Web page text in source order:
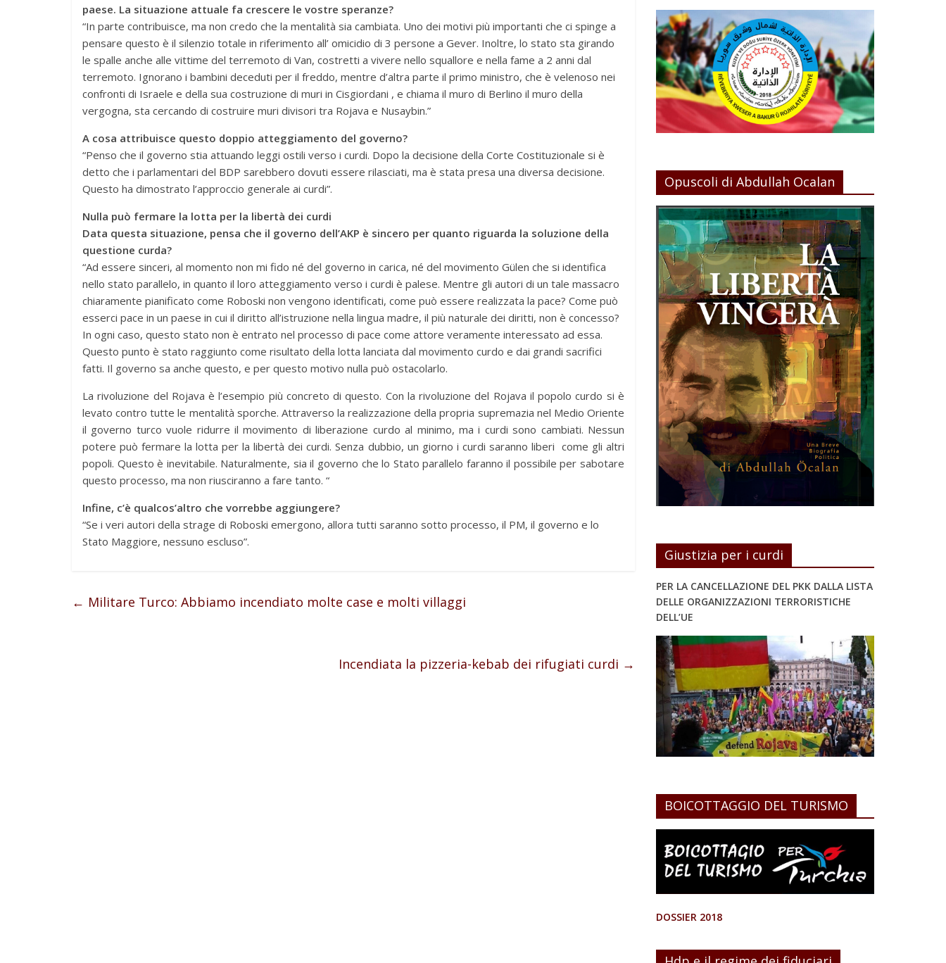
paese. La situazione attuale fa crescere le vostre speranze?
“In parte contribuisce, ma non credo che la mentalità sia cambiata. Uno dei motivi più importanti che ci spinge a
pensare questo è il silenzio totale in riferimento all’ omicidio di 3 persone a Gever. Inoltre, lo stato sta girando
le spalle anche alle vittime del terremoto di Van, costretti a vivere nello squallore e nella fame a 2 anni dal
terremoto. Ignorano i bambini deceduti per il freddo, mentre d’altra parte il primo ministro, che è velenoso nei
confronti di Israele e della sua costruzione di muri in Cisgiordani , e chiama il muro di Berlino il muro della
vergogna, sta cercando di costruire muri divisori tra Rojava e Nusaybin.”
A cosa attribuisce questo doppio atteggiamento del governo?
“Penso che il governo stia attuando leggi ostili verso i curdi. Dopo la decisione della Corte Costituzionale si è
detto che i parlamentari del BDP sarebbero dovuti essere rilasciati, ma è stata presa una diversa decisione.
Questo ha dimostrato l’approccio generale ai curdi”.
Nulla può fermare la lotta per la libertà dei curdi
Data questa situazione, pensa che il governo dell’AKP è sincero per quanto riguarda la soluzione della
questione curda?
“Ad essere sinceri, al momento non mi fido né del governo in carica, né del movimento Gülen che si identifica
nello stato parallelo, in quanto il loro atteggiamento verso i curdi è palese. Mentre gli autori di un tale massacro
chiaramente pianificato come Roboski non vengono identificati, come può essere realizzata la pace? Come può
esserci pace in un paese in cui il diritto all’istruzione nella lingua madre, il più naturale dei diritti, non è concesso?
In ogni caso, questo stato non è entrato nel processo di pace come attore veramente interessato ad essa.
Questo punto è stato raggiunto come risultato della lotta lanciata dal movimento curdo e dai grandi sacrifici
fatti. Il governo sa anche questo, e per questo motivo nulla può ostacolarlo.
La rivoluzione del Rojava è l’esempio più concreto di questo. Con la rivoluzione del Rojava il popolo curdo si è
levato contro tutte le mentalità sporche. Attraverso la realizzazione della propria supremazia nel Medio Oriente
il governo turco vuole ridurre il movimento di liberazione curdo al minimo, ma i curdi sono cambiati. Nessun
potere può fermare la lotta per la libertà dei curdi. Senza dubbio, un giorno i curdi saranno liberi come gli altri
popoli. Questo è inevitabile. Naturalmente, sia il governo che lo Stato parallelo faranno il possibile per sabotare
questo processo, ma non riusciranno a fare tanto. “
Infine, c’è qualcos’altro che vorrebbe aggiungere?
“Se i veri autori della strage di Roboski emergono, allora tutti saranno sotto processo, il PM, il governo e lo
Stato Maggiore, nessuno escluso”.
← Militare Turco: Abbiamo incendiato molte case e molti villaggi
Incendiata la pizzeria-kebab dei rifugiati curdi →
Opuscoli di Abdullah Ocalan
Giustizia per i curdi
PER LA CANCELLAZIONE DEL PKK DALLA LISTA
DELLE ORGANIZZAZIONI TERRORISTICHE
DELL’UE
BOICOTTAGGIO DEL TURISMO
DOSSIER 2018